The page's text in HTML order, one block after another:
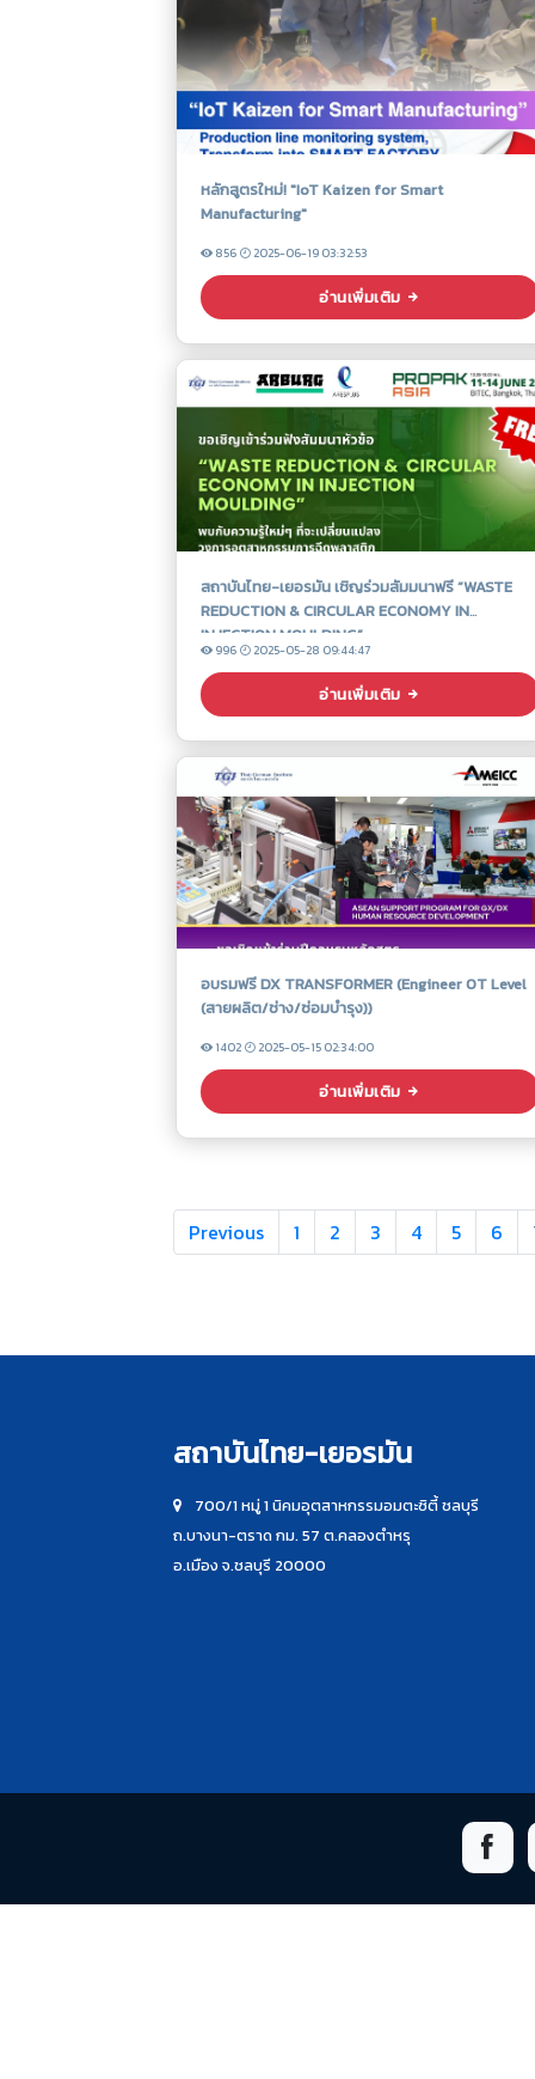
หลักสูตรใหม่! "IoT Kaizen for Smart
Manufacturing"
856 2025-06-19 03:32:53
อ่านเพิ่มเติม
สถาบันไทย-เยอรมัน เชิญร่วมสัมมนาฟรี “WASTE
REDUCTION & CIRCULAR ECONOMY IN
INJECTION MOULDING”
996 2025-05-28 09:44:47
อ่านเพิ่มเติม
อบรมฟรี DX TRANSFORMER (Engineer OT Level
(สายผลิต/ช่าง/ซ่อมบำรุง))
1402 2025-05-15 02:34:00
อ่านเพิ่มเติม
Previous 1 2 3 4 5 6
สถาบันไทย-เยอรมัน
700/1 หมู่ 1 นิคมอุตสาหกรรมอมตะซิตี้ ชลบุรี
ถ.บางนา-ตราด กม. 57 ต.คลองตำหรุ
อ.เมือง จ.ชลบุรี 20000